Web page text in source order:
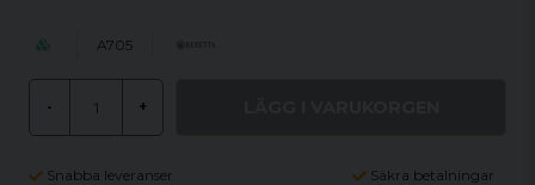
A705
- +
Snabba leveranser Säkra betalningar